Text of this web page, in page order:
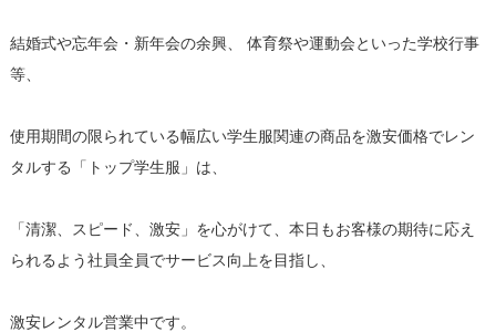
結婚式や忘年会・新年会の余興、 体育祭や運動会といった学校行事
等、
使用期間の限られている幅広い学生服関連の商品を激安価格でレン
タルする「トップ学生服」は、
「清潔、スピード、激安」を心がけて、本日もお客様の期待に応え
られるよう社員全員でサービス向上を目指し、
激安レンタル営業中です。